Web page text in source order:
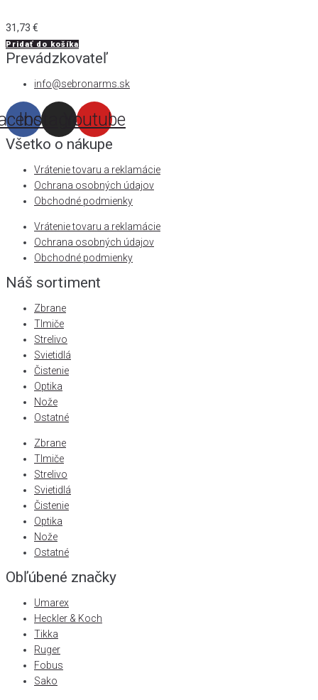
31,73 €
Pridať do košíka
Prevádzkovateľ
info@sebronarms.sk
InstagramYoutube
Všetko o nákupe
Vrátenie tovaru a reklamácie
Ochrana osobných údajov
Obchodné podmienky
Vrátenie tovaru a reklamácie
Ochrana osobných údajov
Obchodné podmienky
Náš sortiment
Zbrane
Tlmiče
Strelivo
Svietidlá
Čistenie
Optika
Nože
Ostatné
Zbrane
Tlmiče
Strelivo
Svietidlá
Čistenie
Optika
Nože
Ostatné
Obľúbené značky
Umarex
Heckler & Koch
Tikka
Ruger
Fobus
Sako